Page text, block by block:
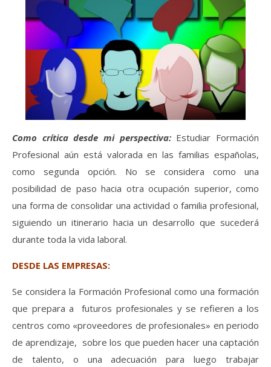
Como crítica desde mi perspectiva:Estudiar Formación
Profesional aún está valorada en las familias españolas,
como segunda opción. No se considera como una
posibilidad de paso hacia otra ocupación superior, como
una forma de consolidar una actividad o familia profesional,
siguiendo un itinerario hacia un desarrollo que sucederá
durante toda la vida laboral.
DESDE LAS EMPRESAS:
Se considera la Formación Profesional como una formación
que prepara a futuros profesionales y se refieren a los
centros como «proveedores de profesionales» en periodo
de aprendizaje, sobre los que pueden hacer una captación
de talento, o una adecuación para luego trabajar